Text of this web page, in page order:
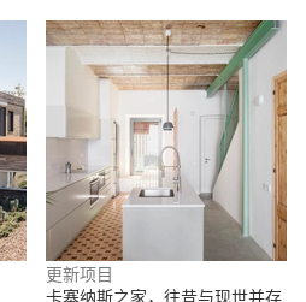
更新项目
卡塞纳斯之家，往昔与现世并存